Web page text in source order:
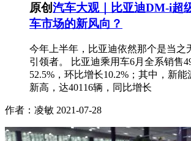
原创汽车大观｜比亚迪DM-i超
车市场的新风向？
今年上半年，比亚迪依然那个是当之
引领者。 比亚迪乘用车6月全系销售
52.5%，环比增长10.2%；其中，新
新高，达40116辆，同比增长
作者：凌敏 2021-07-28